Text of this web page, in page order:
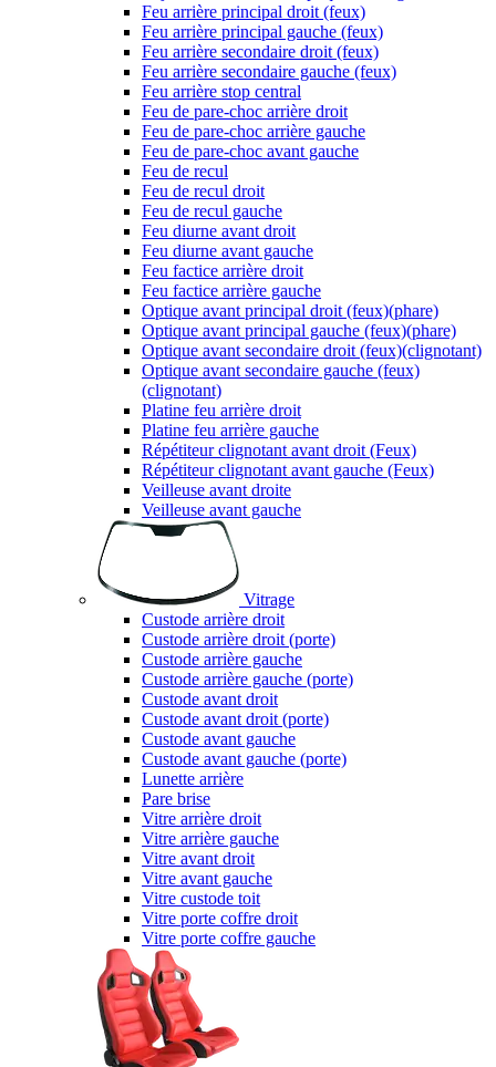
Feu arrière principal droit (feux)
Feu arrière principal gauche (feux)
Feu arrière secondaire droit (feux)
Feu arrière secondaire gauche (feux)
Feu arrière stop central
Feu de pare-choc arrière droit
Feu de pare-choc arrière gauche
Feu de pare-choc avant gauche
Feu de recul
Feu de recul droit
Feu de recul gauche
Feu diurne avant droit
Feu diurne avant gauche
Feu factice arrière droit
Feu factice arrière gauche
Optique avant principal droit (feux)(phare)
Optique avant principal gauche (feux)(phare)
Optique avant secondaire droit (feux)(clignotant)
Optique avant secondaire gauche (feux)
(clignotant)
Platine feu arrière droit
Platine feu arrière gauche
Répétiteur clignotant avant droit (Feux)
Répétiteur clignotant avant gauche (Feux)
Veilleuse avant droite
Veilleuse avant gauche
Vitrage
Custode arrière droit
Custode arrière droit (porte)
Custode arrière gauche
Custode arrière gauche (porte)
Custode avant droit
Custode avant droit (porte)
Custode avant gauche
Custode avant gauche (porte)
Lunette arrière
Pare brise
Vitre arrière droit
Vitre arrière gauche
Vitre avant droit
Vitre avant gauche
Vitre custode toit
Vitre porte coffre droit
Vitre porte coffre gauche